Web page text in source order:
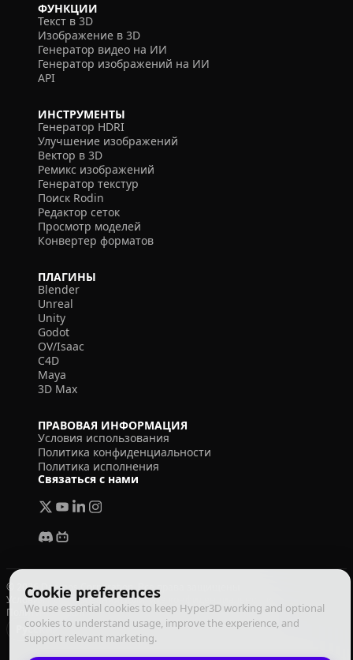
Cookie preferences
We use essential cookies to keep Hyper3D working and optional
cookies to understand usage, improve the experience, and
support relevant marketing.
ФУНКЦИИ
Текст в 3D
Изображение в 3D
Генератор видео на ИИ
Генератор изображений на ИИ
API
ИНСТРУМЕНТЫ
Генератор HDRI
Улучшение изображений
Вектор в 3D
Ремикс изображений
Генератор текстур
Поиск Rodin
Редактор сеток
Просмотр моделей
Конвертер форматов
ПЛАГИНЫ
Blender
Unreal
Unity
Godot
OV/Isaac
C4D
Maya
3D Max
ПРАВОВАЯ ИНФОРМАЦИЯ
Условия использования
Политика конфиденциальности
Политика исполнения
Связаться с нами
© 2026 Deemos Corporation. Все права защищены
Условия использования Политика конфиденциальности
Политика исполнения
Русский